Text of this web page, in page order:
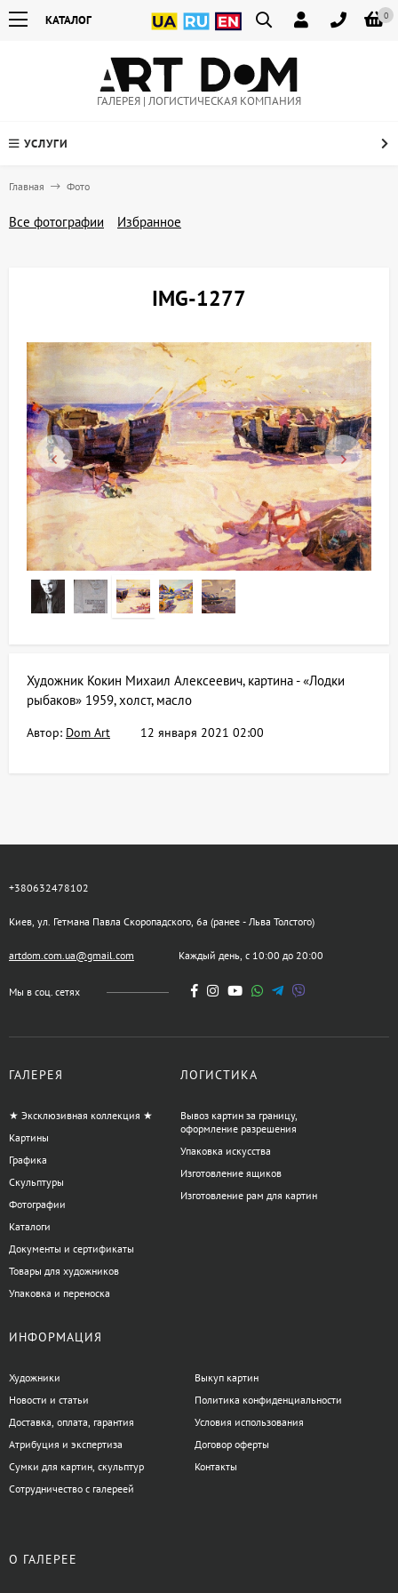
0
КАТАЛОГ
ГАЛЕРЕЯ | ЛОГИСТИЧЕСКАЯ КОМПАНИЯ
УСЛУГИ
Главная Фото
Все фотографии Избранное
IMG-1277
Художник Кокин Михаил Алексеевич, картина - «Лодки
рыбаков» 1959, холст, масло
Автор: Dom Art 12 января 2021 02:00
+380632478102
Киев, ул. Гетмана Павла Скоропадского, 6а (ранее - Льва Толстого)
artdom.com.ua@gmail.com Каждый день, с 10:00 до 20:00
Мы в соц. сетях
ГАЛЕРЕЯ
★ Эксклюзивная коллекция ★
Картины
Графика
Скульптуры
Фотографии
Каталоги
Документы и сертификаты
Товары для художников
Упаковка и переноска
ЛОГИСТИКА
Вывоз картин за границу,
оформление разрешения
Упаковка искусства
Изготовление ящиков
Изготовление рам для картин
ИНФОРМАЦИЯ
Художники
Новости и статьи
Доставка, оплата, гарантия
Атрибуция и экспертиза
Сумки для картин, скульптур
Сотрудничество с галереей
Выкуп картин
Политика конфиденциальности
Условия использования
Договор оферты
Контакты
О ГАЛЕРЕЕ